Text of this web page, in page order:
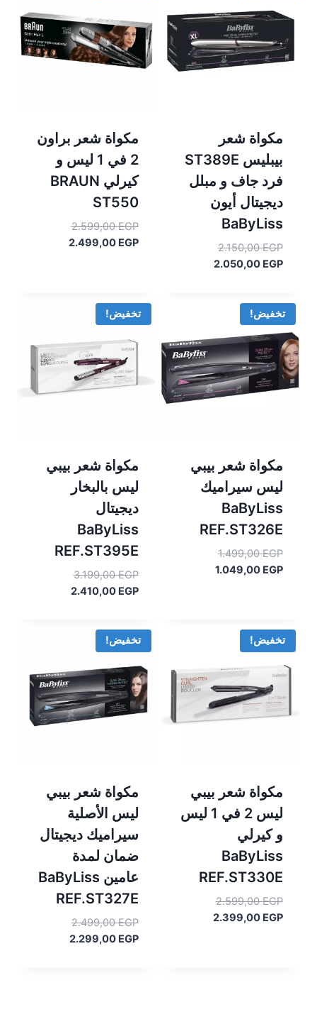
مكواة شعر
بيبليس ST389E
فرد جاف و مبلل
ديجيتال أيون
BaByLiss
2.150,00EGP
السعر
الأصلي2.050,00 EGP
السعر
مكواة شعر براون
2 في 1 ليس و
كيرلي BRAUN
ST550
2.599,00EGP
السعر
الأصلي2.499,00 EGP
السعر
تخفيض!
مكواة شعر بيبي
ليس سيراميك
BaByLiss
REF.ST326E
1.499,00EGP
السعر
الأصلي1.049,00 EGP
السعر
تخفيض!
مكواة شعر بيبي
ليس بالبخار
ديجيتال
BaByLiss
REF.ST395E
3.199,00EGP
السعر
الأصلي2.410,00 EGP
السعر
تخفيض!
مكواة شعر بيبي
ليس 2 في 1 ليس
و كيرلي
BaByLiss
REF.ST330E
2.599,00EGP
السعر
الأصلي2.399,00 EGP
السعر
تخفيض!
مكواة شعر بيبي
ليس الأصلية
سيراميك ديجيتال
ضمان لمدة
عامين BaByLiss
REF.ST327E
2.499,00EGP
السعر
الأصلي2.299,00 EGP
السعر